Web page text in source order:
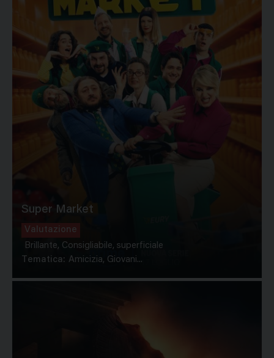
Super Market
Valutazione
Brillante, Consigliabile, superficiale
Tematica: Amicizia, Giovani...